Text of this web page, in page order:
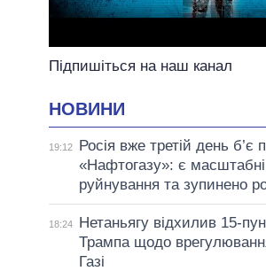
Підпишіться на наш канал
НОВИНИ
19:12
Росія вже третій день б’є
«Нафтогазу»: є масштабні
руйнування та зупинено
18:24
Нетаньягу відхилив 15-
Трампа щодо
Газі